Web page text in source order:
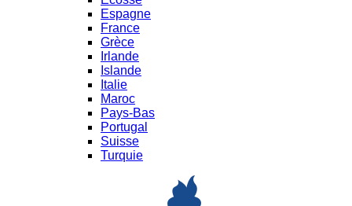
Espagne
France
Grèce
Irlande
Islande
Italie
Maroc
Pays-Bas
Portugal
Suisse
Turquie